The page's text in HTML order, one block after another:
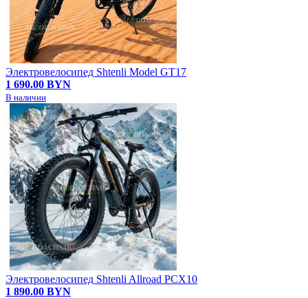
Электровелосипед Shtenli Model GT17
1 690.00 BYN
В наличии
Электровелосипед Shtenli Allroad PCX10
1 890.00 BYN